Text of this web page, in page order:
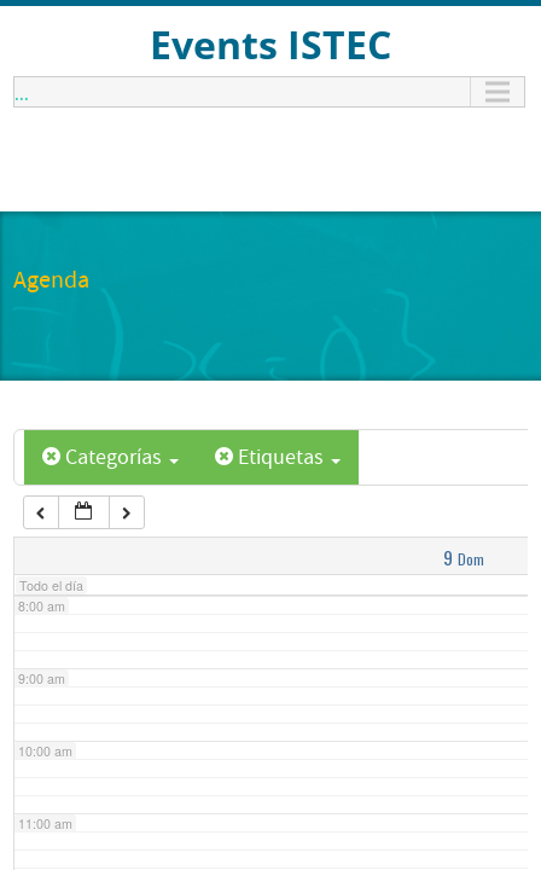
Events ISTEC
...
Agenda
Categorías Etiquetas
9 Dom
Todo el día
1:00 am
6:00 am
7:00 am
8:00 am
9:00 am
10:00 am
11:00 am